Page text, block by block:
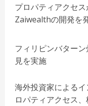
プロパティアクセ
Zaiwealthの開発を
フィリピンバター
見を実施
海外投資家による
ロパティアクセス